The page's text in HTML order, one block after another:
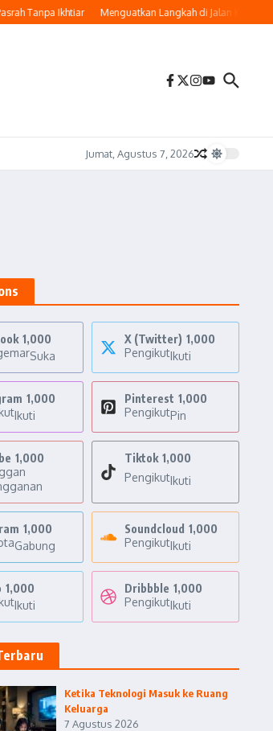
Tanpa Ikhtiar Menguatkan Langkah di Jalan Kebaikan
Jumat, Agustus 7, 2026
1,000
Suka
X (Twitter) 1,000
PengikutIkuti
1,000
Ikuti
Pinterest 1,000
PengikutPin
1,000
Tiktok 1,000
PengikutIkuti
1,000
Gabung
Soundcloud 1,000
PengikutIkuti
1,000
Ikuti
Dribbble 1,000
PengikutIkuti
Ketika Teknologi Masuk ke Ruang
Keluarga
7 Agustus 2026